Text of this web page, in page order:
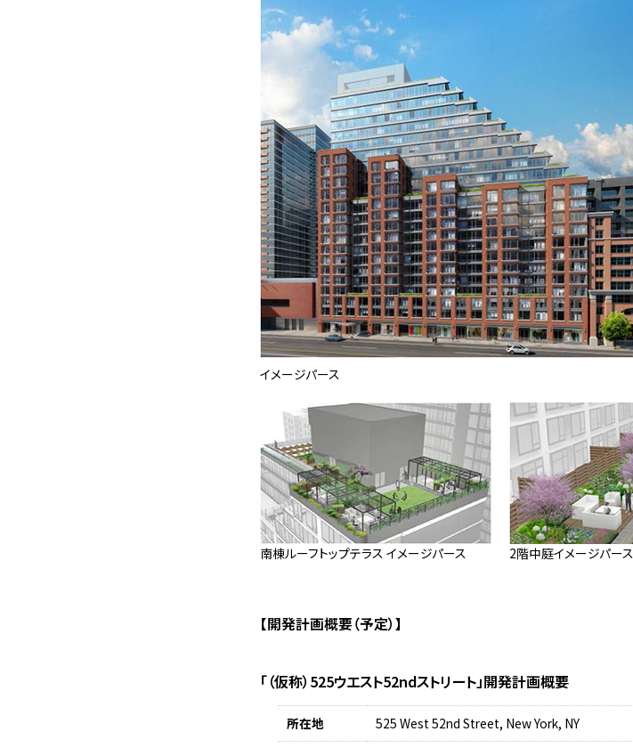
イメージパース
南棟ルーフトップテラス イメージパース 2階中庭イメージパース
【開発計画概要（予定）】
「（仮称）525ウエスト52ndストリート」開発計画概要
所在地 525 West 52nd Street, New York, NY